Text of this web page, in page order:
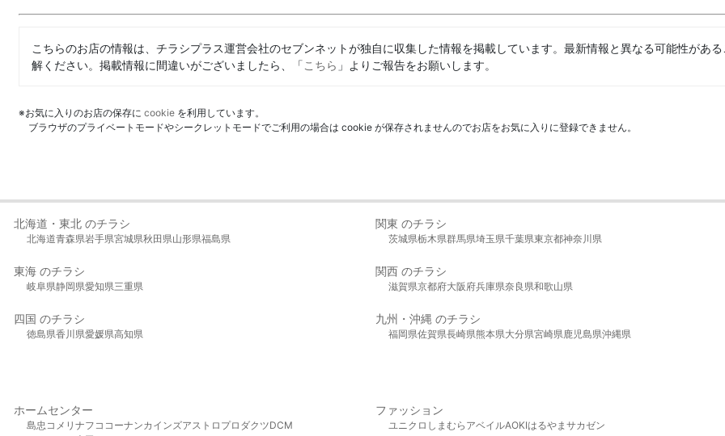
こちらのお店の情報は、チラシプラス運営会社のセブンネットが独自に収集した情報を掲載しています。最新情報と異なる可能性があ
解ください。掲載情報に間違いがございましたら、「こちら 」よりご報告をお願いします。
※お気に入りのお店の保存に cookie を利用しています。
ブラウザのプライベートモードやシークレットモードでご利用の場合は cookie が保存されませんのでお店をお気に入りに登録できません。
北海道・東北 のチラシ
北海道青森県岩手県宮城県秋田県山形県福島県
関東 のチラシ
茨城県栃木県群馬県埼玉県千葉県東京都神奈川県
東海 のチラシ
岐阜県静岡県愛知県三重県
関西 のチラシ
滋賀県京都府大阪府兵庫県奈良県和歌山県
四国 のチラシ
徳島県香川県愛媛県高知県
九州・沖縄 のチラシ
福岡県佐賀県長崎県熊本県大分県宮崎県 鹿児島県沖縄県
ホームセンター
島忠 コメリ ナフコ コーナンカインズアストロプロダクツDCM
ファッション
ユニクロ しまむら アベイルAOKIはるやま サカゼン